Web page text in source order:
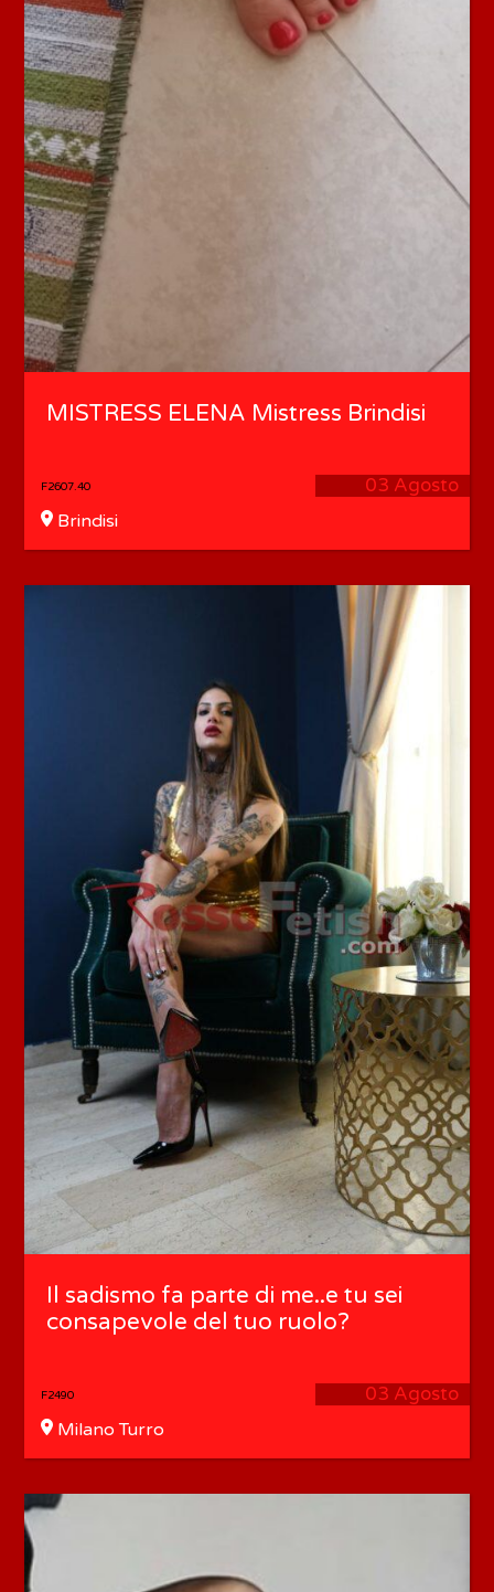
MISTRESS ELENA Mistress Brindisi
03 Agosto
F2607.40
Brindisi
Il sadismo fa parte di me..e tu sei
consapevole del tuo ruolo?
03 Agosto
F2490
Milano Turro